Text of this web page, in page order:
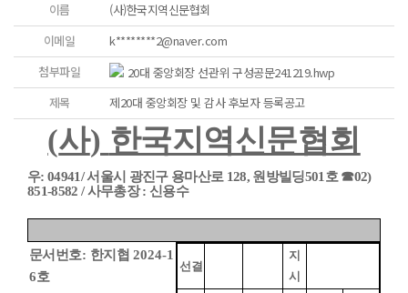
이름
(사)한국지역신문협회
이메일
k********2@naver.com
첨부파일
20대 중앙회장 선관위 구성공문241219.hwp
제목
제20대 중앙회장 및 감사 후보자 등록공고
(사) 한국지역신문협회
우: 04941/서울시 광진구 용마산로 128, 원방빌딩501 호 ☎02)
851-8582 /사무총장: 신용수
문서번호: 한지협 2024-1
6호
선결
지
시